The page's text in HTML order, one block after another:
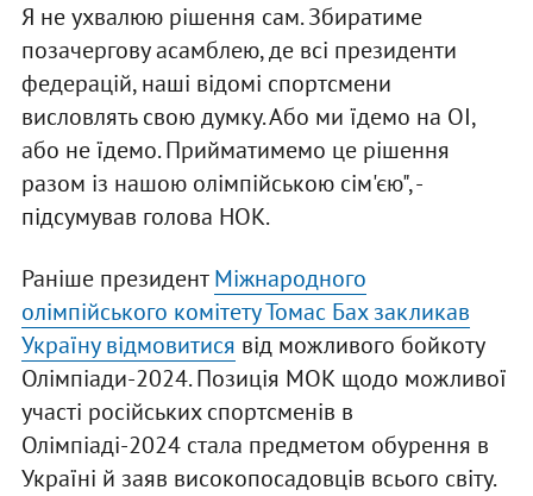
Я не ухвалюю рішення сам. Збиратиме
позачергову асамблею, де всі президенти
федерацій, наші відомі спортсмени
висловлять свою думку. Або ми їдемо на ОІ,
або не їдемо. Прийматимемо це рішення
разом із нашою олімпійською сім'єю", -
підсумував голова НОК.
Раніше президентМіжнародного
олімпійського комітету Томас Бах закликав
Україну відмовитися від можливого бойкоту
Олімпіади-2024. Позиція МОК щодо можливої
участі російських спортсменів в
Олімпіаді-2024 стала предметом обурення в
Україні й заяв високопосадовців всього світу.